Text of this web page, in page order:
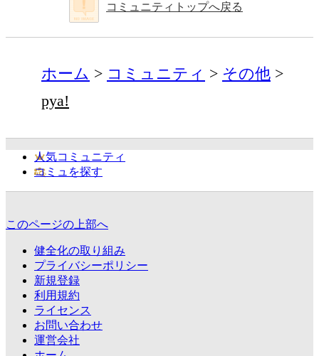
コミュニティトップへ戻る
ホーム コミュニティ
その他
pya!
人気コミュニティ
コミュを探す
このページの上部へ
健全化の取り組み
プライバシーポリシー
新規登録
利用規約
ライセンス
お問い合わせ
運営会社